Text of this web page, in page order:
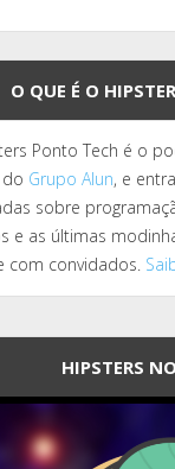
O QUE É O
Ponto Tech é o
Grupo Alun, e
sobre
e as últimas
com convidados.
HIPSTERS